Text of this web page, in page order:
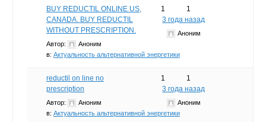
BUY REDUCTIL ONLINE US,
CANADA. BUY REDUCTIL
WITHOUT PRESCRIPTION.
Автор:
Аноним
в: Актуальность альтернативной энергетики
1
1
3 года назад
Аноним
reductil on line no
prescription
Автор:
Аноним
в: Актуальность альтернативной энергетики
1
1
3 года назад
Аноним